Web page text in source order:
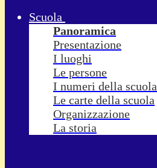
Scuola
Panoramica
Presentazione
I luoghi
Le persone
I numeri della scuola
Le carte della scuola
Organizzazione
La storia